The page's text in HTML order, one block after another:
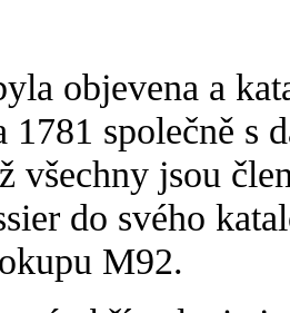
objevena a
1781 společně s
všechny jsou
do svého
M92.